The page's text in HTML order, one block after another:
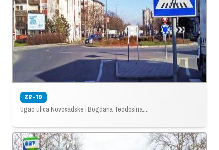
ZR-19
Ugao ulica Novosadske i Bogdana Teodosina....